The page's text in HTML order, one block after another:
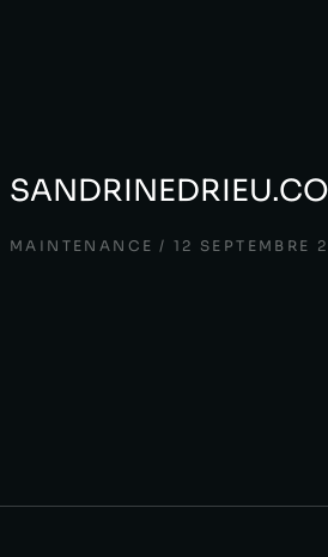
MAINTENANCE 12 SEPTEMBRE